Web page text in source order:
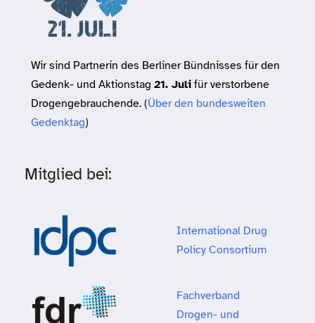
Wir sind Partnerin des Berliner Bündnisses für den
Gedenk- und Aktionstag 21. Julifür verstorbene
Drogengebrauchende. (Über den bundesweiten
Gedenktag)
Mitglied bei:
International Drug
Policy Consortium
Fachverband
Drogen- und